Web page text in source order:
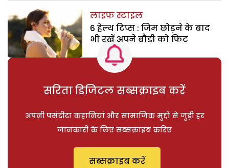
लाइफ स्टाइल
6 हेल्थ टिप्स : जिम छोड़ने के बाद
भी रखें अपने बौडी को फिट
सरिता डिजिटल सब्सक्राइब करें
अपनी पसंदीदा कहानियां और सामाजिक मुद्दों से जुड़ी हर
जानकारी के लिए सब्सक्राइब करिए
सब्सक्राइब करें